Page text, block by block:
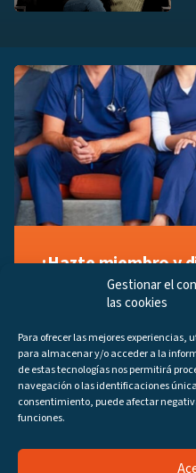
Gestionar el
las cookies
Para ofrecer las mejores
para almacenar y/o acceder a la
de estas tecnologías nos permitirá
navegación o las identificaciones
consentimiento, puede afectar
funciones.
¡Hazte miembro y
a tu manera!
Regístrate ahora
los últimos programas
Regístrate ahora